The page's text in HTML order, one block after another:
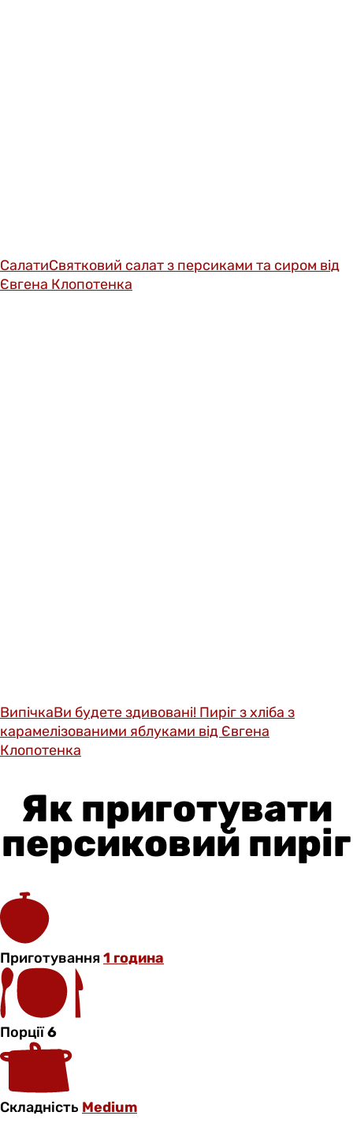
СалатиСвятковий салат з персиками та сиром від
Євгена Клопотенка
ВипічкаВи будете здивовані! Пиріг з хліба з
карамелізованими яблуками від Євгена
Клопотенка
Як приготувати
персиковий пиріг
Приготування1 година
Порції6
Складність Medium